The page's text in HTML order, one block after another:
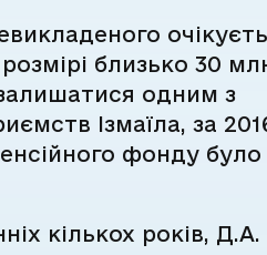
близько 30
одним з
Ізмаїла, за
фонду
кількох років, Д.А.